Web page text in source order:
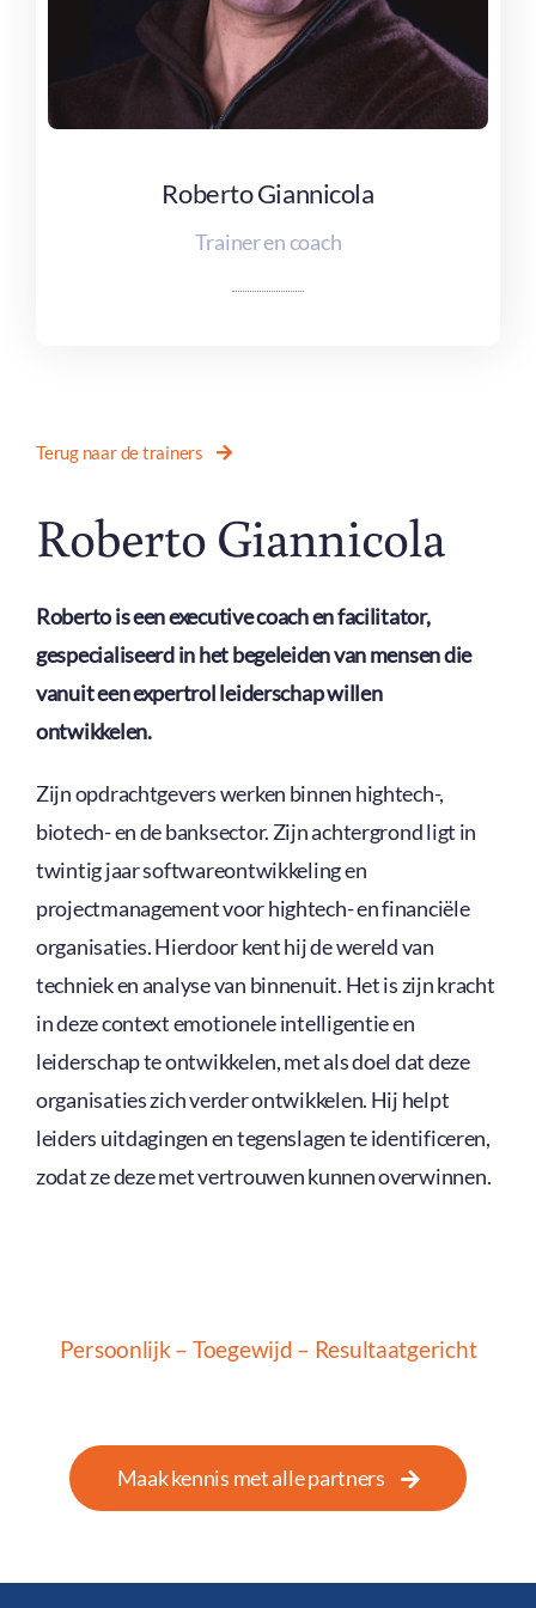
Roberto Giannicola
Trainer en coach
Roberto Giannicola
Terug naar de trainers
Roberto Giannicola
Roberto is een executive coach en facilitator,
gespecialiseerd in het begeleiden van mensen die
vanuit een expertrol leiderschap willen
ontwikkelen.
Zijn opdrachtgevers werken binnen hightech-,
biotech- en de banksector. Zijn achtergrond ligt in
twintig jaar softwareontwikkeling en
projectmanagement voor hightech- en financiële
organisaties. Hierdoor kent hij de wereld van
techniek en analyse van binnenuit. Het is zijn kracht
in deze context emotionele intelligentie en
leiderschap te ontwikkelen, met als doel dat deze
organisaties zich verder ontwikkelen. Hij helpt
leiders uitdagingen en tegenslagen te identificeren,
zodat ze deze met vertrouwen kunnen overwinnen.
Persoonlijk – Toegewijd – Resultaatgericht
Maak kennis met alle partners